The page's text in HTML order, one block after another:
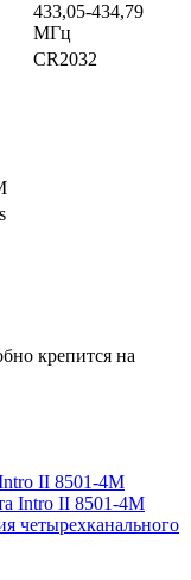
433,05-434,79
МГц
CR2032
крепится на
II 8501-4M
Intro II 8501-4M
четырехканального